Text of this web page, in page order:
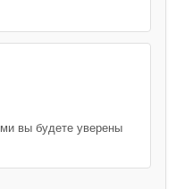
вы будете уверены